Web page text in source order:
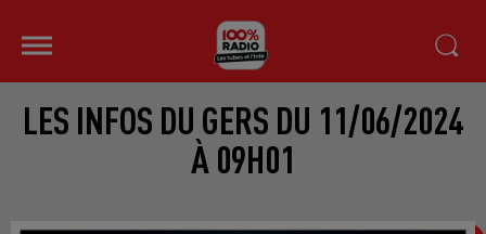
LES INFOS DU GERS DU 11/06/2024
À 09H01